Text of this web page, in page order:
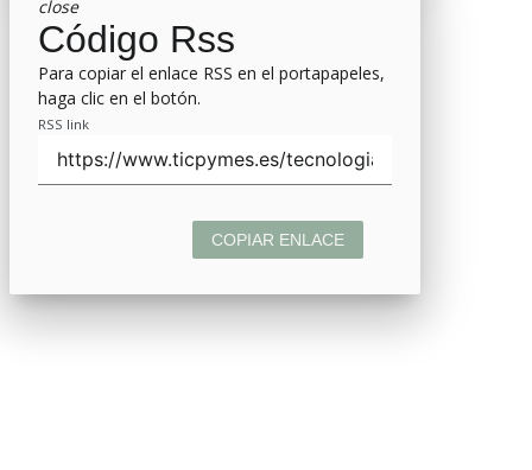
close
Código Rss
Para copiar el enlace RSS en el portapapeles,
haga clic en el botón.
RSS link
COPIAR ENLACE